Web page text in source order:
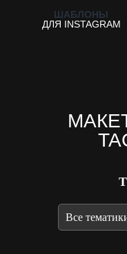
ШАБЛОНЫ
ДЛЯ INSTAGRAM